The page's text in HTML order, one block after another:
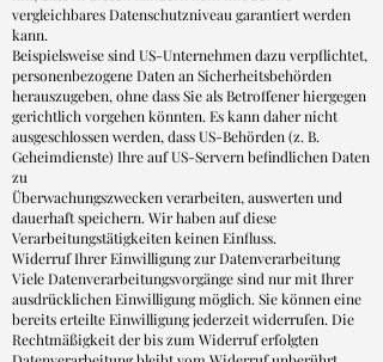
vergleichbares Datenschutzniveau garantiert werden
kann.
Beispielsweise sind US-Unternehmen dazu verpflichtet,
personenbezogene Daten an Sicherheitsbehörden
herauszugeben, ohne dass Sie als Betroffener hiergegen
gerichtlich vorgehen könnten. Es kann daher nicht
ausgeschlossen werden, dass US-Behörden (z. B.
Geheimdienste) Ihre auf US-Servern befindlichen Daten
zu
Überwachungszwecken verarbeiten, auswerten und
dauerhaft speichern. Wir haben auf diese
Verarbeitungstätigkeiten keinen Einfluss.
Widerruf Ihrer Einwilligung zur Datenverarbeitung
Viele Datenverarbeitungsvorgänge sind nur mit Ihrer
ausdrücklichen Einwilligung möglich. Sie können eine
bereits erteilte Einwilligung jederzeit widerrufen. Die
Rechtmäßigkeit der bis zum Widerruf erfolgten